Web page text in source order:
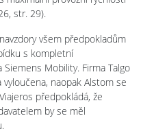
str. 29).
všem předpokladům
s kompletní
Mobility. Firma Talgo
naopak Alstom se
předpokládá, že
by se měl